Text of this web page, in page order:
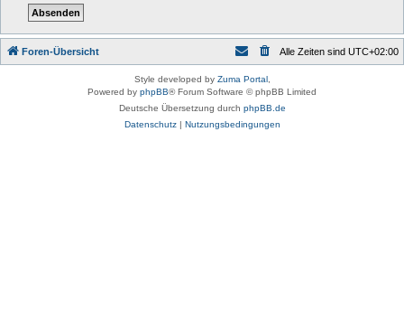
Foren-Übersicht Alle Zeiten sind UTC+02:00
Style developed by Zuma Portal,
Powered by phpBB® Forum Software © phpBB Limited
Deutsche Übersetzung durch phpBB.de
Datenschutz| Nutzungsbedingungen